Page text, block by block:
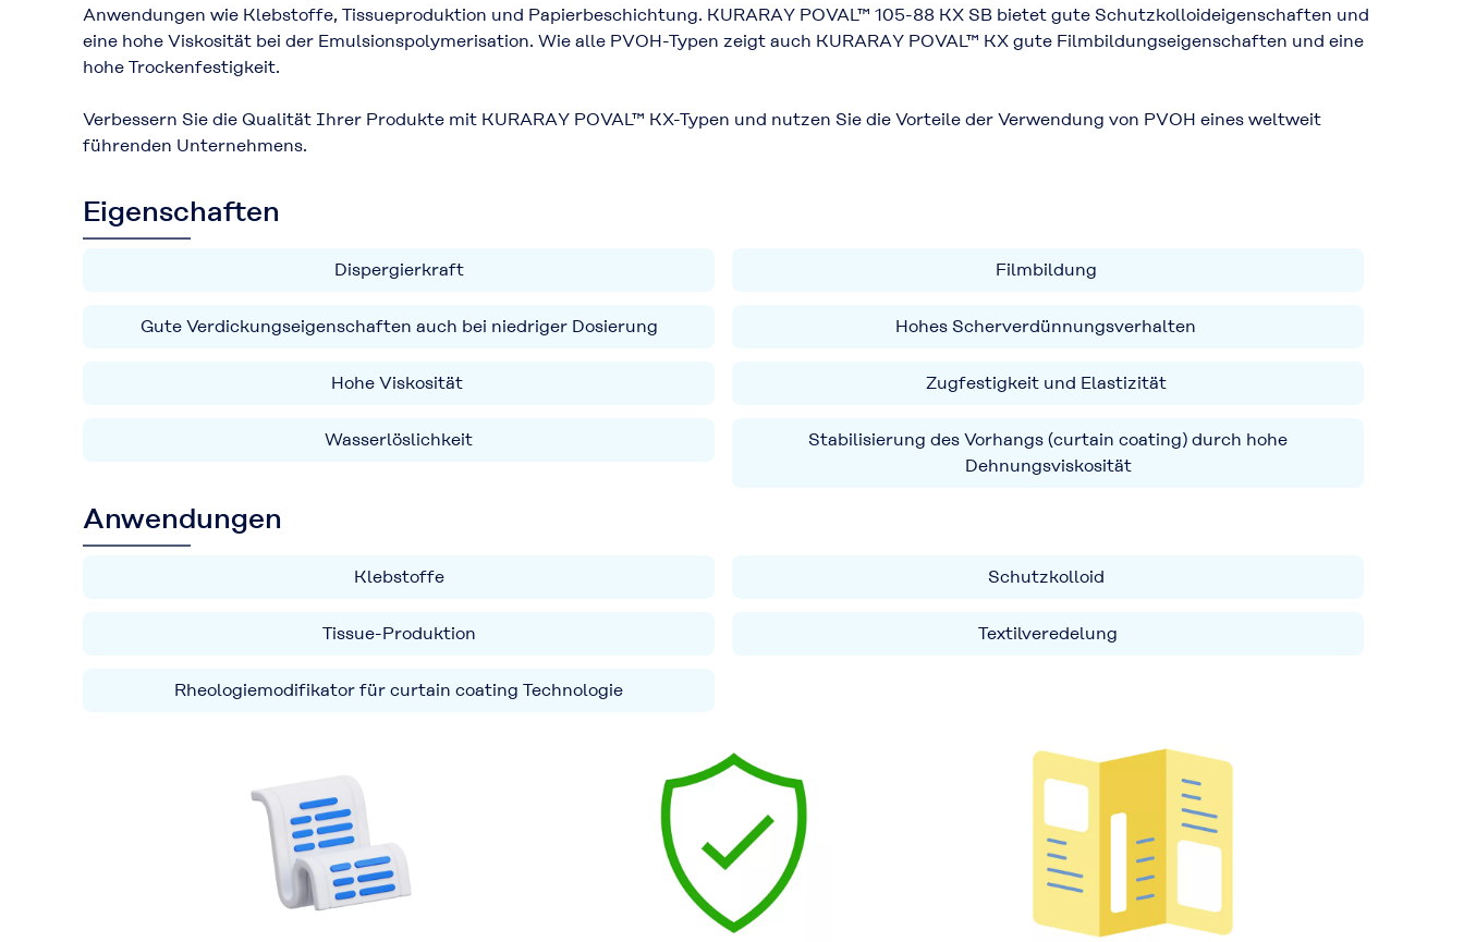
Anwendungen wie Klebstoffe, Tissueproduktion und Papierbeschichtung. KURARAY POVAL™ 105-88 KX SB bietet gute Schutzkolloideigenschaften und
eine hohe Viskosität bei der Emulsionspolymerisation. Wie alle PVOH-Typen zeigt auch KURARAY POVAL™ KX gute Filmbildungseigenschaften und eine
hohe Trockenfestigkeit.
Verbessern Sie die Qualität Ihrer Produkte mit KURARAY POVAL™ KX-Typen und nutzen Sie die Vorteile der Verwendung von PVOH eines weltweit
führenden Unternehmens.
Eigenschaften
Dispergierkraft Filmbildung
Gute Verdickungseigenschaften auch bei niedriger Dosierung Hohes Scherverdünnungsverhalten
Hohe Viskosität Zugfestigkeit und Elastizität
Wasserlöslichkeit
Stabilisierung des Vorhangs (curtain coating) durch hohe
Dehnungsviskosität
Anwendungen
Klebstoffe Schutzkolloid
Tissue-Produktion Textilveredelung
Rheologiemodifikator für curtain coating Technologie